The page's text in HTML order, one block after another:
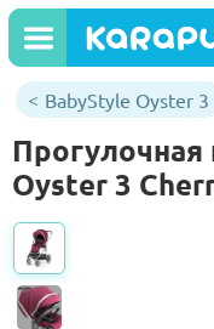
BabyStyle Oyster 3
Прогулочная
Oyster 3